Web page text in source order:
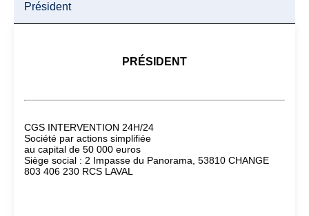
Président
PRÉSIDENT
CGS INTERVENTION 24H/24
Société par actions simplifiée
au capital de 50 000 euros
Siège social : 2 Impasse du Panorama, 53810 CHANGE
803 406 230 RCS LAVAL